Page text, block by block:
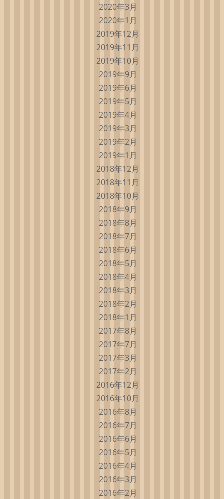
2020年3月
2020年1月
2019年12月
2019年11月
2019年10月
2019年9月
2019年6月
2019年5月
2019年4月
2019年3月
2019年2月
2019年1月
2018年12月
2018年11月
2018年10月
2018年9月
2018年8月
2018年7月
2018年6月
2018年5月
2018年4月
2018年3月
2018年2月
2018年1月
2017年8月
2017年7月
2017年3月
2017年2月
2016年12月
2016年10月
2016年8月
2016年7月
2016年6月
2016年5月
2016年4月
2016年3月
2016年2月